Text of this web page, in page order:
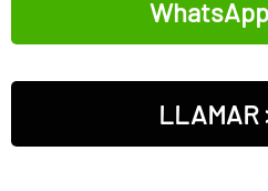
LLAMAR